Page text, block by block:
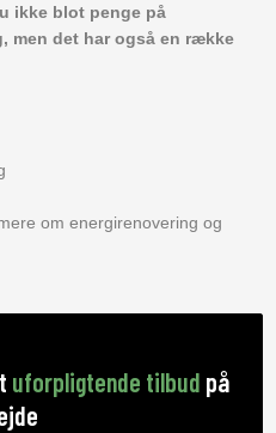
ikke blot penge på
men det har også en række
om energirenovering og
uforpligtende tilbud på